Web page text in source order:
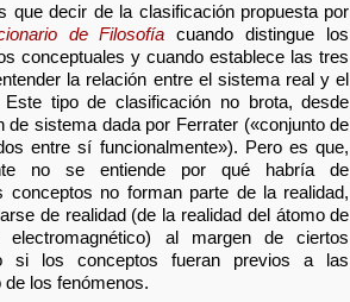
que decir de la clasificación propuesta por
de Filosofía cuando distingue los
conceptuales y cuando establece las tres
la relación entre el sistema real y el
Este tipo de clasificación no brota, desde
de sistema dada por Ferrater («conjunto de
entre sí funcionalmente»). Pero es que,
no se entiende por qué habría de
conceptos no forman parte de la realidad,
de realidad (de la realidad del átomo de
al margen de ciertos
si los conceptos fueran previos a las
de los fenómenos.